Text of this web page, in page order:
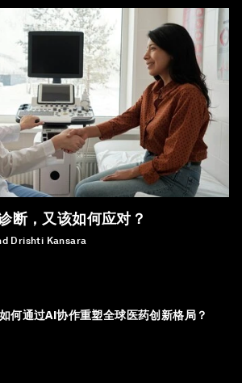
断，又该如何应对？
Drishti Kansara
何通过AI协作重塑全球医药创新格局？